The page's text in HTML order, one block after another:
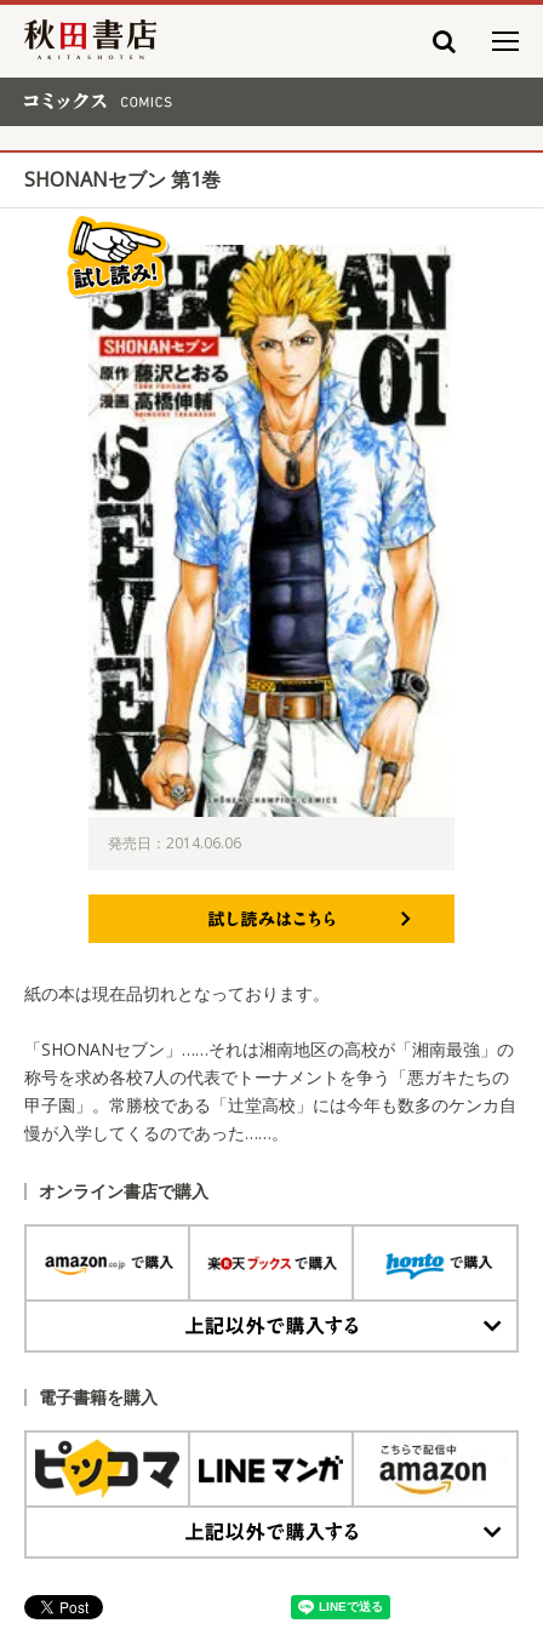
秋田書店
SHONANセブン 第1巻
発売日：2014.06.06
紙の本は現在品切れとなっております。
「SHONANセブン」……それは湘南地区の高校が「湘南最強」の
称号を求め各校7人の代表でトーナメントを争う「悪ガキたちの
甲子園」。常勝校である「辻堂高校」には今年も数多のケンカ自
慢が入学してくるのであった……。
オンライン書店で購入
電子書籍を購入